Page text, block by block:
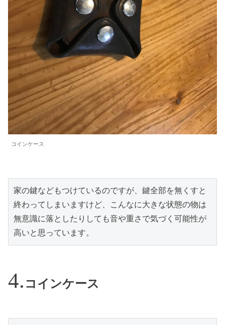
コインケース
家の鍵などもつけているのですが、鍵全部を無くすと
終わってしまいますけど、こんなに大きな状態の物は
無意識に落としたりしても音や重さで気づく可能性が
高いと思っています。
コインケース